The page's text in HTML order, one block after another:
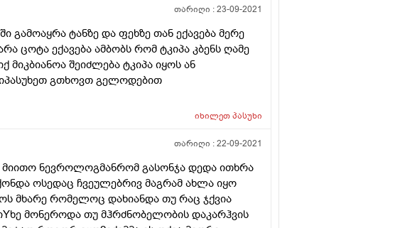
თარიღი :23-09-2021
ტანზე და ფეხზე თან ექავება მერე
ცოტა ექავება ამბობს რომ ტკიპა კბენს ღამე
შეიძლება ტკიპა იყოს ან
გთხოვთ გელოდებით
იხილეთპასუხი
თარიღი :22-09-2021
ნევროლოგმანრომ გასონჯა დედა ითხრა
ოსედაც ჩვეულებრივ მაგრამ ახლა იყო
მხარე რომელოც დახიანდა თუ რაც ჯქვია
მონეროდა თუ მჰრძნობელობის დაკარჰვის